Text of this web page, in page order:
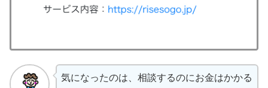
気になったのは、相談するのにお金はかかる